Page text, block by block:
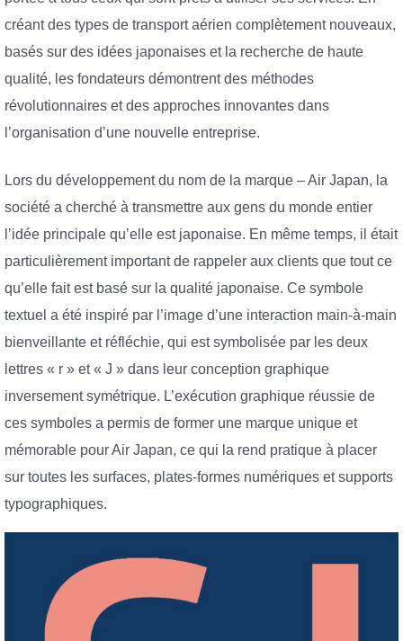
créant des types de transport aérien complètement nouveaux,
basés sur des idées japonaises et la recherche de haute
qualité, les fondateurs démontrent des méthodes
révolutionnaires et des approches innovantes dans
l’organisation d’une nouvelle entreprise.
Lors du développement du nom de la marque – Air Japan, la
société a cherché à transmettre aux gens du monde entier
l’idée principale qu’elle est japonaise. En même temps, il était
particulièrement important de rappeler aux clients que tout ce
qu’elle fait est basé sur la qualité japonaise. Ce symbole
textuel a été inspiré par l’image d’une interaction main-à-main
bienveillante et réfléchie, qui est symbolisée par les deux
lettres « r » et « J » dans leur conception graphique
inversement symétrique. L’exécution graphique réussie de
ces symboles a permis de former une marque unique et
mémorable pour Air Japan, ce qui la rend pratique à placer
sur toutes les surfaces, plates-formes numériques et supports
typographiques.